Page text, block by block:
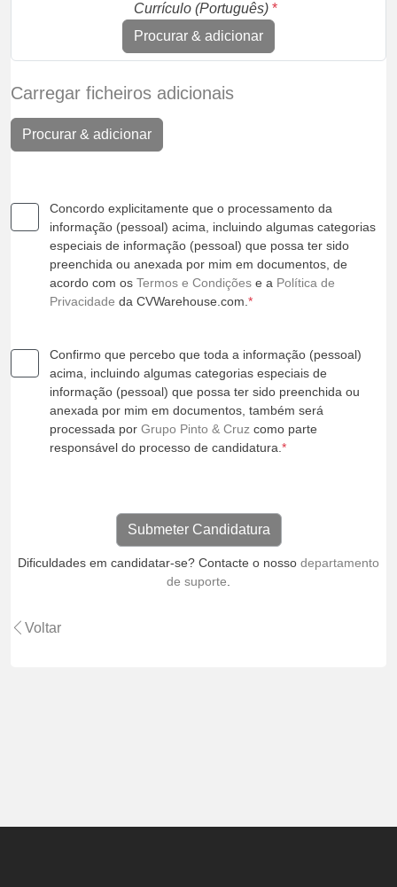
Currículo (Português) *
Procurar & adicionar
Carregar ficheiros adicionais
Procurar & adicionar
Concordo explicitamente que o processamento da
informação (pessoal) acima, incluindo algumas categorias
especiais de informação (pessoal) que possa ter sido
preenchida ou anexada por mim em documentos, de
acordo com os Termos e Condições e a Política de
Privacidade da CVWarehouse.com. *
Confirmo que percebo que toda a informação (pessoal)
acima, incluindo algumas categorias especiais de
informação (pessoal) que possa ter sido preenchida ou
anexada por mim em documentos, também será
processada por Grupo Pinto & Cruz como parte
responsável do processo de candidatura.*
Dificuldades em candidatar-se? Contacte o nosso departamento
de suporte.
Voltar